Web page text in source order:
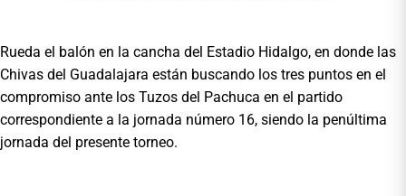
Rueda el balón en la cancha del Estadio Hidalgo, en donde las
Chivas del Guadalajara están buscando los tres puntos en el
compromiso ante los Tuzos del Pachuca en el partido
correspondiente a la jornada número 16, siendo la penúltima
jornada del presente torneo.